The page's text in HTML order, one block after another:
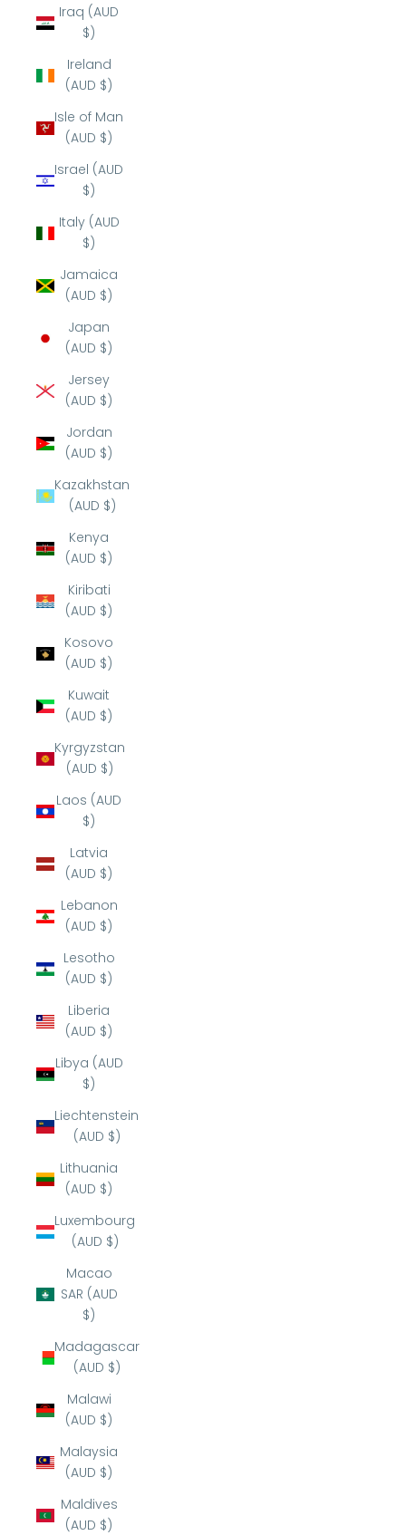
Iraq (AUD
$)
Ireland
(AUD $)
Isle of Man
(AUD $)
Israel (AUD
$)
Italy (AUD
$)
Jamaica
(AUD $)
Japan
(AUD $)
Jersey
(AUD $)
Jordan
(AUD $)
Kazakhstan
(AUD $)
Kenya
(AUD $)
Kiribati
(AUD $)
Kosovo
(AUD $)
Kuwait
(AUD $)
Kyrgyzstan
(AUD $)
Laos (AUD
$)
Latvia
(AUD $)
Lebanon
(AUD $)
Lesotho
(AUD $)
Liberia
(AUD $)
Libya (AUD
$)
Liechtenstein
(AUD $)
Lithuania
(AUD $)
Luxembourg
(AUD $)
Macao
SAR (AUD
$)
Madagascar
(AUD $)
Malawi
(AUD $)
Malaysia
(AUD $)
Maldives
(AUD $)